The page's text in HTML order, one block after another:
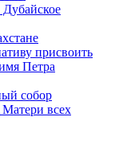
Дубайское
присвоить
Петра
собор
всех